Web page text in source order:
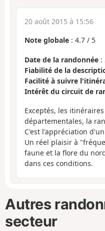
20 août 2015 à 15:56
Note globale : 4.7 / 5
Date de la randonnée :
Fiabilité de la
Facilité à suivre
Intérêt du circuit de
Exceptés, les
départementales, la
C'est l'appréciation
Un réel plaisir à
faune et la flore du
dans ces conditions.
Autres
secteur